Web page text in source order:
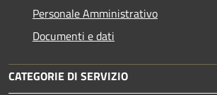
Personale Amministrativo
Documenti e dati
CATEGORIE DI SERVIZIO